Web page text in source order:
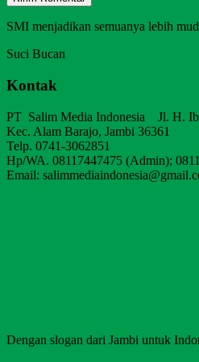
SMI menjadikan semuanya lebih
Suci Bucan
Kontak
PT Salim Media Indonesia Jl. H.
Kec. Alam Barajo, Jambi 36361
Telp. 0741-3062851
Hp/WA. 08117447475 (Admin);
Email:
Dengan slogan dari Jambi untuk